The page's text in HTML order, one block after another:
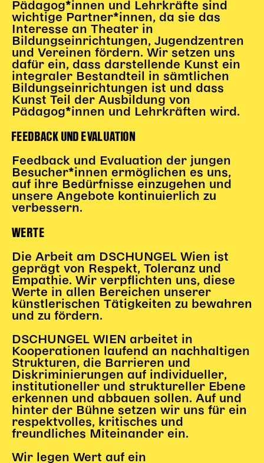
HAUS
Über Uns
Unser Blog
Team
Künstler*innen 2025/26
Bühnen + Studios
Leitlinien
Partner*innen
20 Jahre Dschungel Wien
SERVICE
Anfahrt
Café
Newsletter
SPENDEN + FÖRDERN
SUCHESuchbegriffe
Suchen
Pädagog*innen und Lehrkräfte sind
wichtige Partner*innen, da sie das
Interesse an Theater in
Bildungseinrichtungen, Jugendzentren
und Vereinen fördern. Wir setzen uns
dafür ein, dass darstellende Kunst ein
integraler Bestandteil in sämtlichen
Bildungseinrichtungen ist und dass
Kunst Teil der Ausbildung von
Pädagog*innen und Lehrkräften wird.
FEEDBACK UND EVALUATION
Feedback und Evaluation der jungen
Besucher*innen ermöglichen es uns,
auf ihre Bedürfnisse einzugehen und
unsere Angebote kontinuierlich zu
verbessern.
WERTE
Die Arbeit am DSCHUNGEL Wien ist
geprägt von Respekt, Toleranz und
Empathie. Wir verpflichten uns, diese
Werte in allen Bereichen unserer
künstlerischen Tätigkeiten zu bewahren
und zu fördern.
DSCHUNGEL WIEN arbeitet in
Kooperationen laufend an nachhaltigen
Strukturen, die Barrieren und
Diskriminierungen auf individueller,
institutioneller und struktureller Ebene
erkennen und abbauen sollen. Auf und
hinter der Bühne setzen wir uns für ein
respektvolles, kritisches und
freundliches Miteinander ein.
Wir legen Wert auf ein